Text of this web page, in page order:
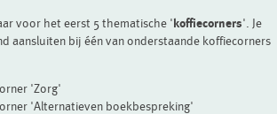
voor het eerst 5 thematische 'koffiecorners'. Je
aansluiten bij één van onderstaande koffiecorners
'Zorg'
'Alternatieven boekbespreking'